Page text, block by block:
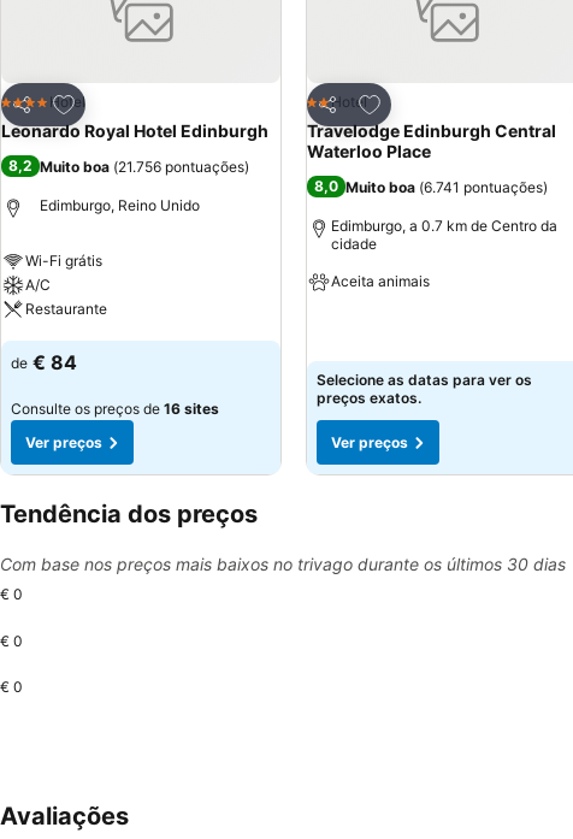
Partilhar
Adicionar aos favoritos
4 EstrelasHotel
Leonardo Royal Hotel Edinburgh
8,2 Muito boa (21.756 pontuações)
Edimburgo, Reino Unido
Wi-Fi grátis
A/C
Restaurante
Ver preços
de € 84
Consulte os preços de 16 sites
Ver preços
Partilhar
Adicionar aos favoritos
2 Estrelas
Hotel
Travelodge Edinburgh Central
Waterloo Place
8,0 Muito boa (6.741 pontuações)
Edimburgo, a 0.7 km de Centro da
cidade
Aceita animais
Selecione as datas para ver os
preços exatos.
Ver preços
Tendência dos preços
Com base nos preços mais baixos no trivago durante os últimos 30 dias
€ 0
€ 0
€ 0
Avaliações